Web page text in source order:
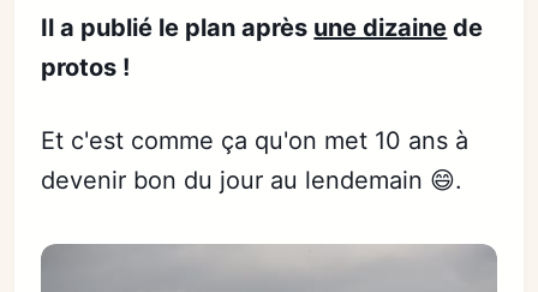
Il a publié le plan après une dizaine de
protos !
Et c'est comme ça qu'on met 10 ans à
devenir bon du jour au lendemain 😄.